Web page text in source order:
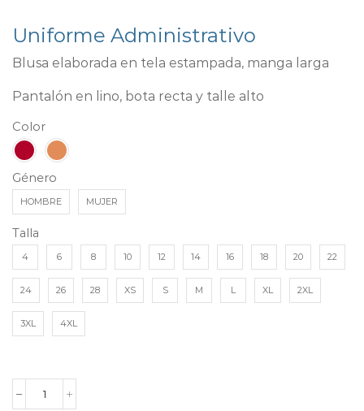
Uniforme Administrativo
Blusa elaborada en tela estampada, manga larga
Pantalón en lino, bota recta y talle alto
Color
Género
HOMBRE MUJER
Talla
4 6 8 10 12 14 16 18 20 22
24 26 28 XS S M L XL 2XL
3XL 4XL